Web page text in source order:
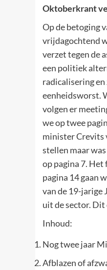
Oktoberkrant
Op de betoging
vrijdagochtend
verzet tegen de
een politiek
radicalisering
eenheidsworst.
volgen er
we op twee
minister Crevits
stellen maar
op pagina 7. Het
pagina 14 gaan
van de 19-jarige
uit de sector. Dit
Inhoud:
Nog twee jaar
Afblazen of